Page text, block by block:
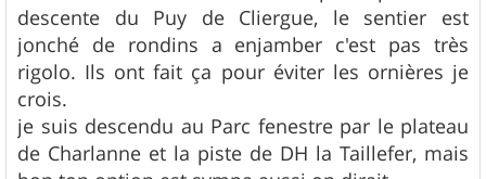
descente du Puy de Cliergue, le sentier est
jonché de rondins a enjamber c'est pas très
rigolo. Ils ont fait ça pour éviter les ornières je
crois.
je suis descendu au Parc fenestre par le plateau
de Charlanne et la piste de DH la Taillefer, mais